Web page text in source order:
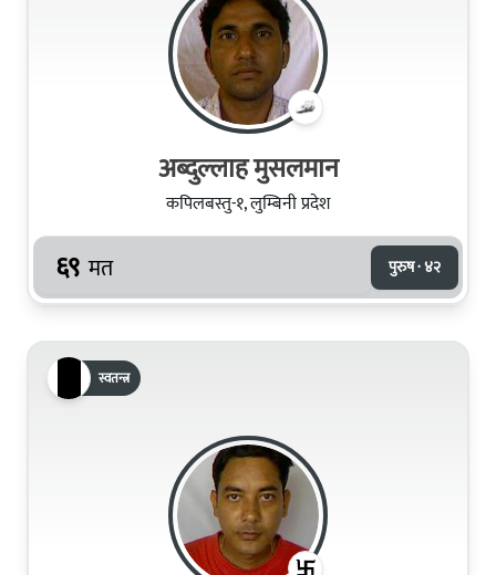
अब्दुल्लाह मुसलमान
कपिलबस्तु-१, लुम्बिनी प्रदेश
६९ मत पुरुष · ४२
स्वतन्त्र